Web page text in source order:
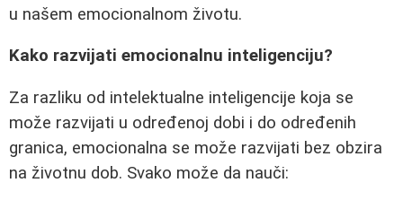
u našem emocionalnom životu.
Kako razvijati emocionalnu inteligenciju?
Za razliku od intelektualne inteligencije koja se
može razvijati u određenoj dobi i do određenih
granica, emocionalna se može razvijati bez obzira
na životnu dob. Svako može da nauči: